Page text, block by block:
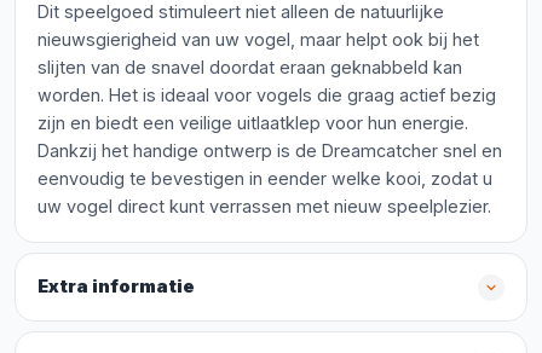
Dit speelgoed stimuleert niet alleen de natuurlijke
nieuwsgierigheid van uw vogel, maar helpt ook bij het
slijten van de snavel doordat eraan geknabbeld kan
worden. Het is ideaal voor vogels die graag actief bezig
zijn en biedt een veilige uitlaatklep voor hun energie.
Dankzij het handige ontwerp is de Dreamcatcher snel en
eenvoudig te bevestigen in eender welke kooi, zodat u
uw vogel direct kunt verrassen met nieuw speelplezier.
Extra informatie